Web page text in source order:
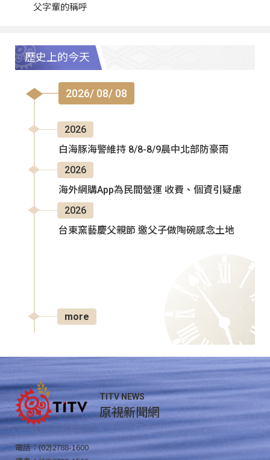
父字輩的稱呼
歷史上的今天
2026/ 08/ 08
2026
白海豚海警維持 8/8-8/9晨中北部防豪雨
2026
海外網購App為民間營運 收費、個資引疑慮
2026
台東窯藝慶父親節 邀父子做陶碗感念土地
more
TITV NEWS
原視新聞網
電話：(02)2788-1600